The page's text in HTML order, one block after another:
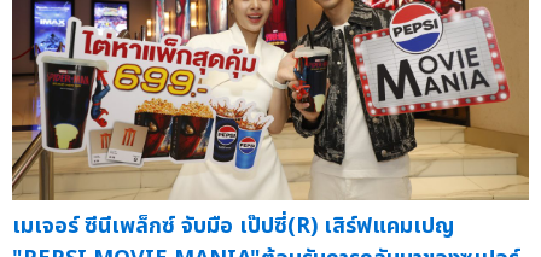
เมเจอร์ ซีนีเพล็กซ์ จับมือ เป๊ปซี่(R) เสิร์ฟแคมเปญ